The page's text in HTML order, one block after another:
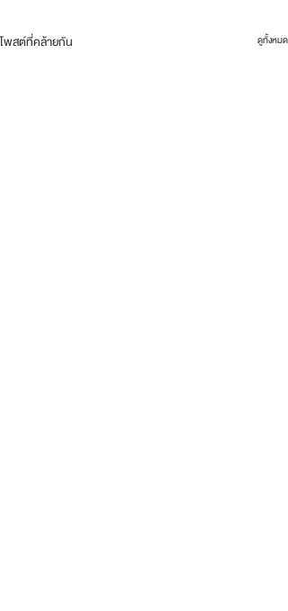
โพสต์ที่คล้ายกัน ดูทั้งหมด